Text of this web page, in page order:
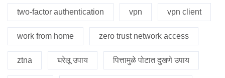
two-factor authentication vpn vpn client
work from home zero trust network access
ztna घरेलू उपाय पित्तामुळे पोटात दुखणे उपाय